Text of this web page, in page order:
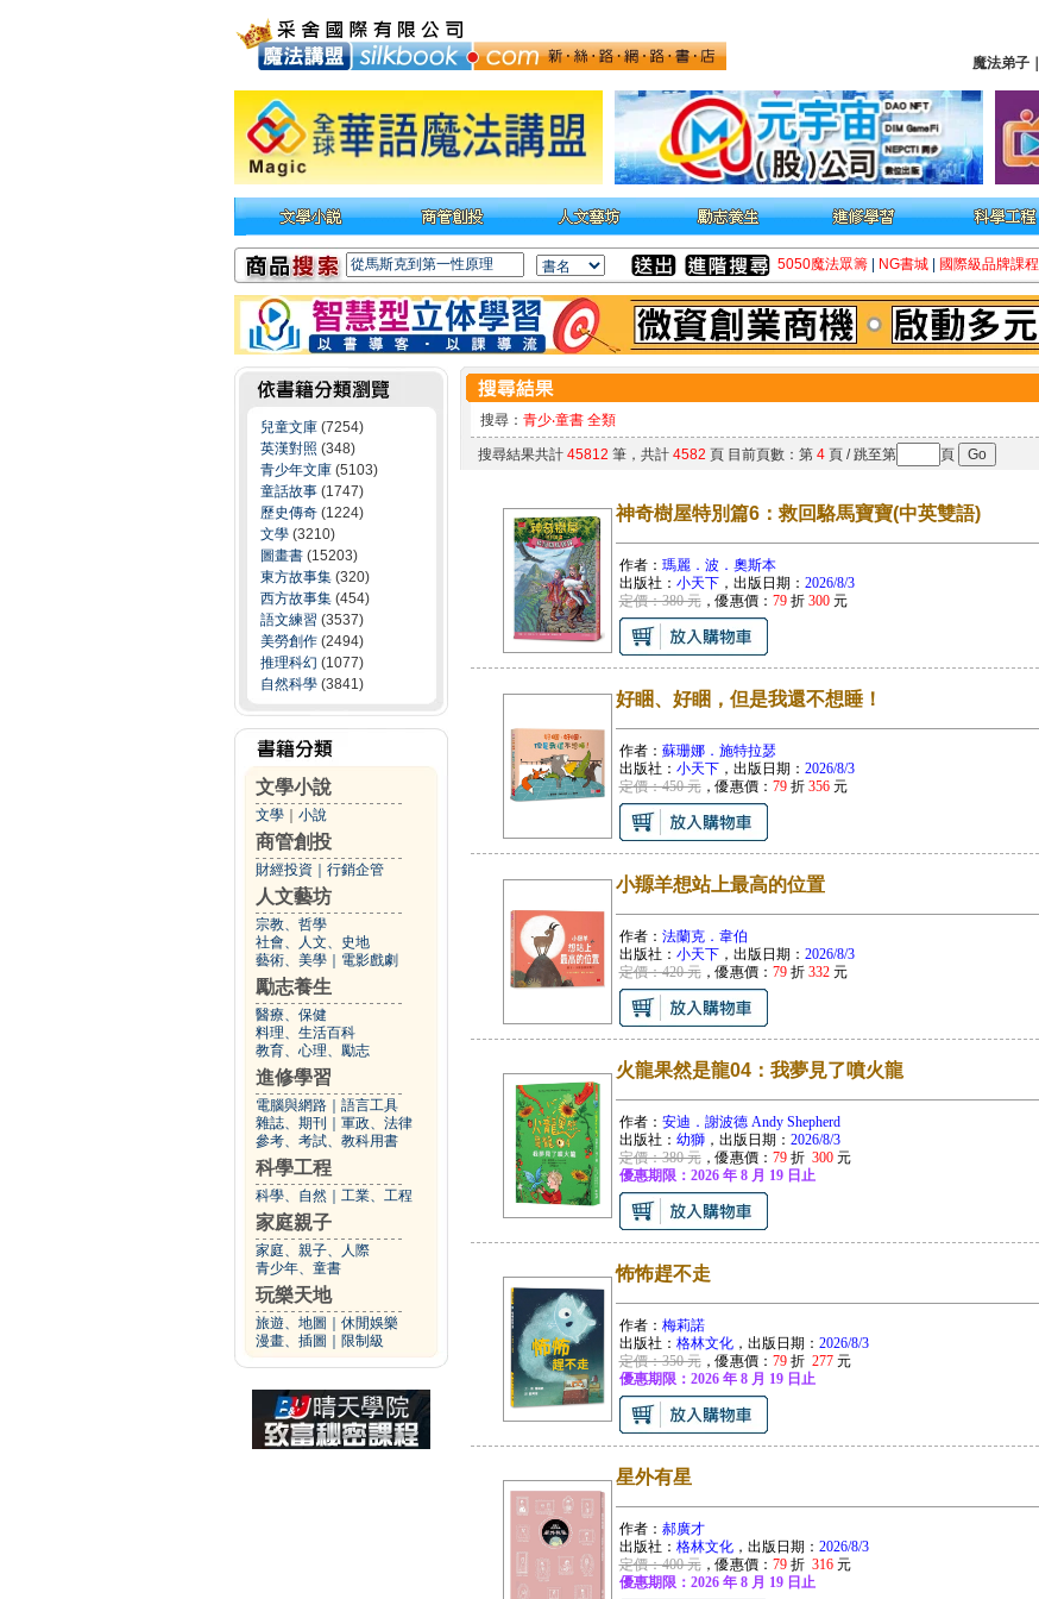
魔法弟子
5050魔法眾籌 NG書城 國際級品牌課程
兒童文庫 (7254)
英漢對照 (348)
青少年文庫 (5103)
童話故事 (1747)
歷史傳奇 (1224)
文學 (3210)
圖畫書 (15203)
東方故事集 (320)
西方故事集 (454)
語文練習 (3537)
美勞創作 (2494)
推理科幻 (1077)
自然科學 (3841)
文學小說
文學 小說
商管創投
財經投資 行銷企管
人文藝坊
宗教、哲學
社會、人文、史地
藝術、美學
電影戲劇
勵志養生
醫療、保健
料理、生活百科
教育、心理、勵志
進修學習
電腦與網路
語言工具
雜誌、期刊
軍政、法律
參考、考試、教科用書
科學工程
科學、自然 工業、工程
家庭親子
家庭、親子、人際
青少年、童書
玩樂天地
旅遊、地圖
休閒娛樂
漫畫、插圖
限制級
搜尋： 青少‧童書 全類
搜尋結果共計 45812 筆，共計 4582 頁 目前頁數：第 4頁 / 跳至第 頁
神奇樹屋特別篇6：救回駱馬寶寶(中英雙語)
作者： 瑪麗．波．奧斯本
出版社： 小天下，出版日期： 2026/8/3
定價：380 元，優惠價： 79折 300元
好睏、好睏，但是我還不想睡！
作者： 蘇珊娜．施特拉瑟
出版社： 小天下，出版日期： 2026/8/3
定價：450 元，優惠價： 79折 356元
小羱羊想站上最高的位置
作者： 法蘭克．韋伯
出版社： 小天下，出版日期： 2026/8/3
定價：420 元，優惠價： 79折 332元
火龍果然是龍04：我夢見了噴火龍
作者： 安迪．謝波德 Andy Shepherd
出版社： 幼獅，出版日期： 2026/8/3
定價：380 元，優惠價： 79折 300元
優惠期限：2026 年 8 月 19 日止
怖怖趕不走
作者： 梅莉諾
出版社： 格林文化，出版日期： 2026/8/3
定價：350 元，優惠價： 79折 277元
優惠期限：2026 年 8 月 19 日止
星外有星
作者： 郝廣才
出版社： 格林文化，出版日期： 2026/8/3
定價：400 元，優惠價： 79折 316元
優惠期限：2026 年 8 月 19 日止